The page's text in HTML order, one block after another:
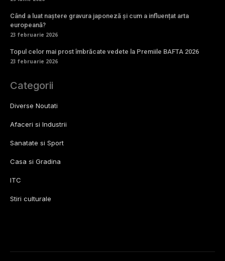
Când a luat naștere gravura japoneză și cum a influențat arta
europeană?
23 februarie 2026
Topul celor mai prost îmbrăcate vedete la Premiile BAFTA 2026
23 februarie 2026
Categorii
Diverse Noutati
Afaceri si Industrii
Sanatate si Sport
Casa si Gradina
ITC
Stiri culturale